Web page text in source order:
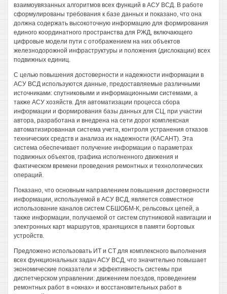
взаимоувязанных алгоритмов всех функций в АСУ ВСД. В работе
сформулированы требования к базе данных и показано, что она
должна содержать высокоточную информацию для формирования
единого координатного пространства для РЖД, включающего
цифровые модели пути с отображением на них объектов
железнодорожной инфраструктуры и положения (дислокации) всех
подвижных единиц.
С целью повышения достоверности и надежности информации в
АСУ ВСД используются данные, предоставляемые различными
источниками: спутниковыми и информационными системами, а
также АСУ хозяйств. Для автоматизации процесса сбора
информации и формирования базы данных для СЦ, при участии
автора, разработана и внедрена на сети дорог комплексная
автоматизированная система учета, контроля устранения отказов
технических средств и анализа их надежности (КАСАНТ). Эта
система обеспечивает получение информации о параметрах
подвижных объектов, графика исполненного движения и
фактическом времени проведения ремонтных и технологических
операций.
Показано, что основным направлением повышения достоверности
информации, используемой в АСУ ВСД, является совместное
использование каналов систем СБШОБМ-К, рельсовых цепей, а
также информации, получаемой от систем спутниковой навигации и
электронных карт маршрутов, хранящихся в памяти бортовых
устройств.
Предложено использовать ИТ и СТ для комплексного выполнения
всех функциональных задач АСУ ВСД, что значительно повышает
экономические показатели и эффективность системы при
диспетчерском управлении: движением поездов, проведением
ремонтных работ в «окнах» и восстановительных работ в